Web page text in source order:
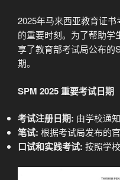
2025年马来西亚教育证
的重要时刻。为了帮助学
享了教育部考试局公布的
期。
SPM 2025 重要考试日期
考试注册日期: 由学校通知
笔试: 根据考试局发布的
口试和实践考试: 按照学